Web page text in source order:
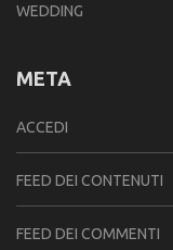
WEDDING
META
ACCEDI
FEED DEI CONTENUTI
FEED DEI COMMENTI